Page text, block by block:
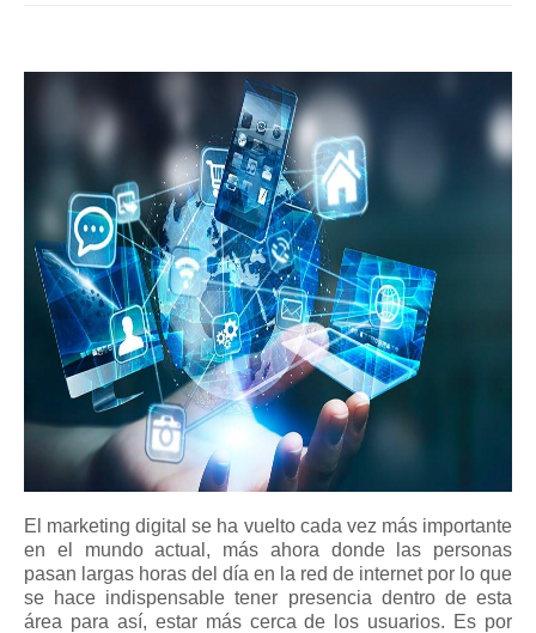
El marketing digital se ha vuelto cada vez más importante
en el mundo actual, más ahora donde las personas
pasan largas horas del día en la red de internet por lo que
se hace indispensable tener presencia dentro de esta
área para así, estar más cerca de los usuarios. Es por